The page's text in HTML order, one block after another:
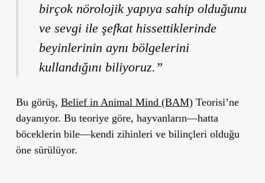
birçok nörolojik yapıya sahip olduğunu
ve sevgi ile şefkat hissettiklerinde
beyinlerinin aynı bölgelerini
kullandığını biliyoruz.”
Bu görüş, Belief in Animal Mind (BAM)Teorisi’ne
dayanıyor. Bu teoriye göre, hayvanların—hatta
böceklerin bile—kendi zihinleri ve bilinçleri olduğu
öne sürülüyor.